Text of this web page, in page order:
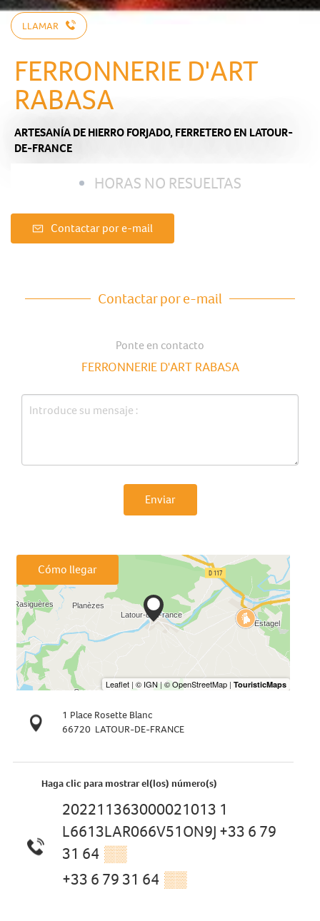
LLAMAR
FERRONNERIE D'ART
RABASA
ARTESANÍA DE HIERRO FORJADO,FERRETEROEN LATOUR-
DE-FRANCE
HORAS NO RESUELTAS
Contactar por e-mail
Contactar por e-mail
Ponte en contacto
FERRONNERIE D'ART RABASA
Enviar
Cómo llegar
1 Place Rosette Blanc
66720 LATOUR-DE-FRANCE
Haga clic para mostrar el(los) número(s)
202211363000021013 1
L6613LAR066V51ON9J +33 6 79
31 64 ▒▒
+33 6 79 31 64 ▒▒